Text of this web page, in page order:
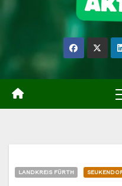
LANDKREIS FÜRTH